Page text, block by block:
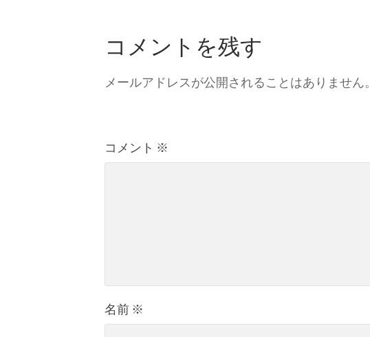
コメントを残す
メールアドレスが公開されることはありません。
コメント ※
名前 ※